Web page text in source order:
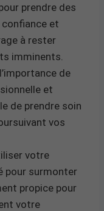
prendre des
et
à rester
imminents.
de
et
de prendre soin
vos
votre
pour surmonter
propice pour
votre